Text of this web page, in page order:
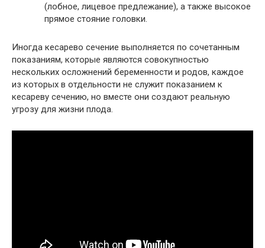
(лобное, лицевое предлежание), а также высокое
прямое стояние головки.
Иногда кесарево сечение выполняется по сочетанным
показаниям, которые являются совокупностью
нескольких осложнений беременности и родов, каждое
из которых в отдельности не служит показанием к
кесареву сечению, но вместе они создают реальную
угрозу для жизни плода.